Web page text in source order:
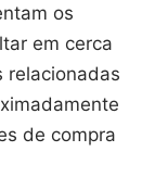
os
em cerca
relacionadas
de compra